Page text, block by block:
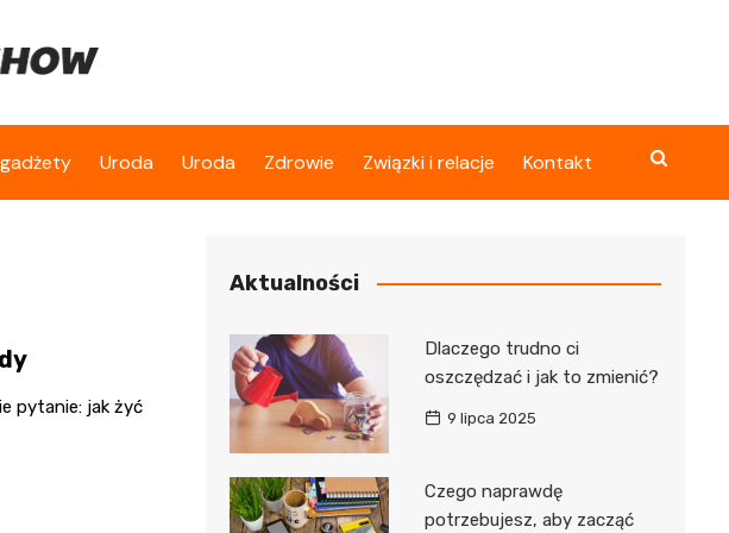
Uroda Uroda Zdrowie Związki i relacje Kontakt
pytanie: jak żyć
Aktualności
Dlaczego trudno ci
oszczędzać i jak to zmienić?
9 lipca 2025
Czego naprawdę
potrzebujesz, aby zacząć